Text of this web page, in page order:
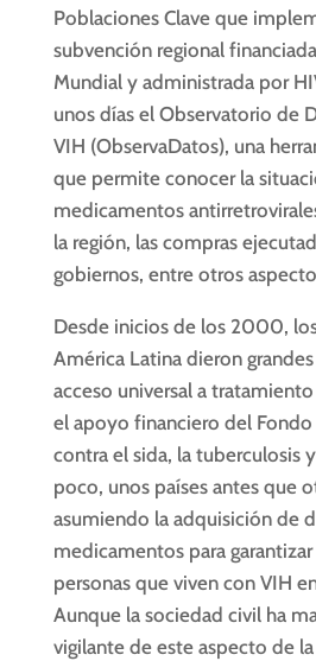
Poblaciones Clave que
subvención regional
Mundial y administrada por
unos días el Observatorio de
VIH (ObservaDatos), una
que permite conocer la
medicamentos
la región, las compras
gobiernos, entre otros
Desde inicios de los 2000,
América Latina dieron
acceso universal a
el apoyo financiero del
contra el sida, la tuberculosis
poco, unos países antes que
asumiendo la adquisición de
medicamentos para
personas que viven con VIH
Aunque la sociedad civil ha
vigilante de este aspecto de